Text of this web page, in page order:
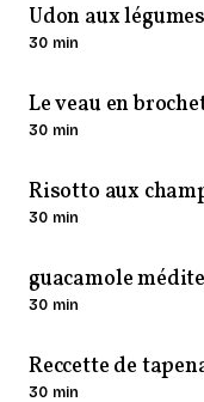
Udon aux légumes
30 min
Le veau en
30 min
Risotto aux
30 min
guacamole
30 min
Reccette de
30 min